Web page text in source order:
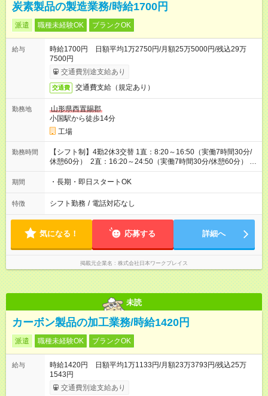
炭素製品の製造業務/時給1700円
派遣 職種未経験OK ブランクOK
給与
時給1700円 日額平均1万2750円/月額25万5000円/残込29万
7500円
交通費別途支給あり
交通費 交通費支給（規定あり）
勤務地
山形県西置賜郡
小国駅から徒歩14分
工場
勤務時間
【シフト制】4勤2休3交替 1直：8:20～16:50（実働7時間30分/
休憩60分） 2直：16:20～24:50（実働7時間30分/休憩60分） 3
直：0:20～8:50（実働7時間30分/休憩60分）
期間 ・長期・即日スタートOK
特徴 シフト勤務 / 電話対応なし
気になる！ 応募する 詳細へ
掲載元企業名 株式会社日本ワークプレイス
未読
カーボン製品の加工業務/時給1420円
派遣 職種未経験OK ブランクOK
給与
時給1420円 日額平均1万1133円/月額23万3793円/残込25万
1543円
交通費別途支給あり